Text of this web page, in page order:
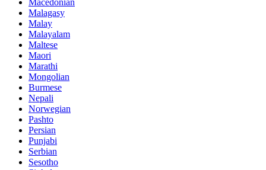
Malagasy
Malay
Malayalam
Maltese
Maori
Marathi
Mongolian
Burmese
Nepali
Norwegian
Pashto
Persian
Punjabi
Serbian
Sesotho